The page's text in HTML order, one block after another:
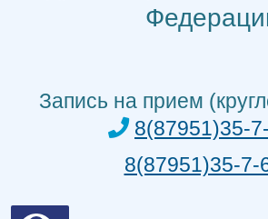
Запись на прием
8(87951)35-
8(87951)35-7-